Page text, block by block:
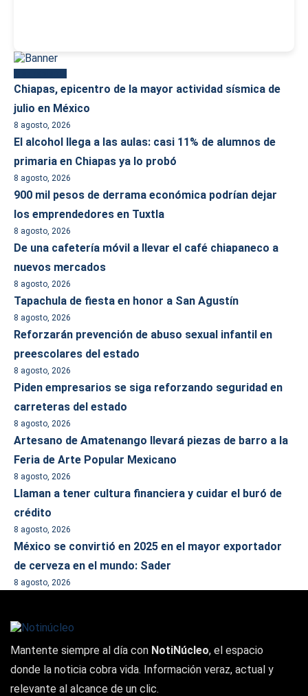
Chiapas, epicentro de la mayor actividad sísmica de
julio en México
8 agosto, 2026
El alcohol llega a las aulas: casi 11% de alumnos de
primaria en Chiapas ya lo probó
8 agosto, 2026
900 mil pesos de derrama económica podrían dejar
los emprendedores en Tuxtla
8 agosto, 2026
De una cafetería móvil a llevar el café chiapaneco a
nuevos mercados
8 agosto, 2026
Tapachula de fiesta en honor a San Agustín
8 agosto, 2026
Reforzarán prevención de abuso sexual infantil en
preescolares del estado
8 agosto, 2026
Piden empresarios se siga reforzando seguridad en
carreteras del estado
8 agosto, 2026
Artesano de Amatenango llevará piezas de barro a la
Feria de Arte Popular Mexicano
8 agosto, 2026
Llaman a tener cultura financiera y cuidar el buró de
crédito
8 agosto, 2026
México se convirtió en 2025 en el mayor exportador
de cerveza en el mundo: Sader
8 agosto, 2026
Mantente siempre al día con NotiNúcleo, el espacio
donde la noticia cobra vida. Información veraz, actual y
relevante al alcance de un clic.